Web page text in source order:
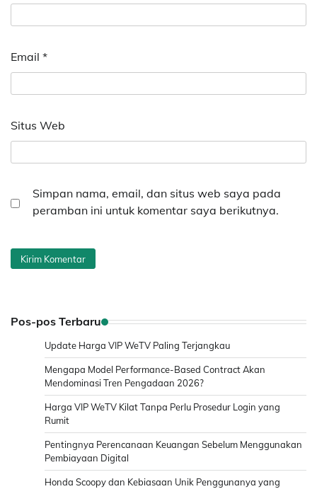
Email *
Situs Web
Simpan nama, email, dan situs web saya pada
peramban ini untuk komentar saya berikutnya.
Pos-pos Terbaru
Update Harga VIP WeTV Paling Terjangkau
Mengapa Model Performance-Based Contract Akan
Mendominasi Tren Pengadaan 2026?
Harga VIP WeTV Kilat Tanpa Perlu Prosedur Login yang
Rumit
Pentingnya Perencanaan Keuangan Sebelum Menggunakan
Pembiayaan Digital
Honda Scoopy dan Kebiasaan Unik Penggunanya yang